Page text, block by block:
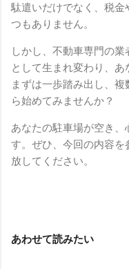
駄遣いだけでなく、税
つもありません。
しかし、不動車専門の業
として生まれ変わり、あ
まずは一歩踏み出し、
ら始めてみませんか？
あなたの駐車場が空き
す。ぜひ、今回の内容
放してください。
あわせて読みたい